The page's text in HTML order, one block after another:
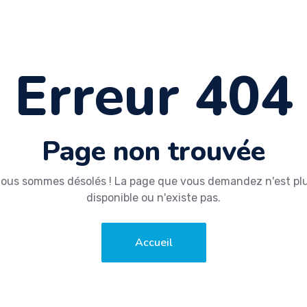
Erreur 404
Page non trouvée
sommes désolés ! La page que vous demandez n'est
disponible ou n'existe pas.
Accueil